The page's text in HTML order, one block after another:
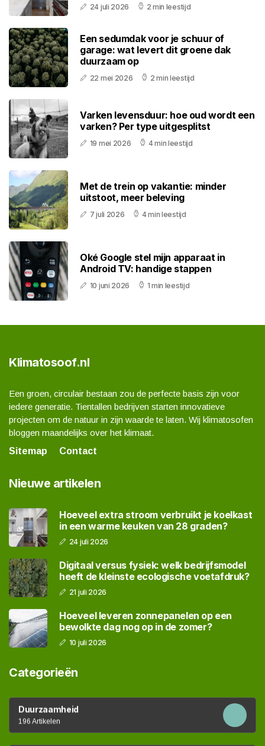
24 juli 2026 2 min leestijd
Een sedumdak voor je schuur of
garage: wat levert dit groene dak
duurzaam op
22 mei 2026 2 min leestijd
Varken levensduur: hoe oud wordt een
varken? Per type uitgesplitst
19 mei 2026 4 min leestijd
Met de trein op vakantie: minder
uitstoot, meer beleving
7 juli 2026 4 min leestijd
Oké Google stel mijn apparaat in
Android TV: handige stappen
10 juni 2026 1 min leestijd
Klimatosoof.nl
Een groen, circulair bestaan zou de perfecte basis zijn voor
iedere generatie. Tientallen bedrijven starten innovatieve
projecten om de natuur in zijn waarde te laten. Wij klimatosofen
bloggen maandelijks over het klimaat.
Sitemap
Contact
Nieuwe artikelen
Hoeveel extra stroom verbruikt je koelkast
in een warme keuken van 28 graden?
24 juli 2026
Digitaal versus fysiek: welk bedrijfsmodel
heeft de kleinste ecologische voetafdruk?
21 juli 2026
Hoeveel leveren zonnepanelen op een
bewolkte dag nog op in de zomer?
10 juli 2026
Categorieën
Duurzaamheid
196 Artikelen